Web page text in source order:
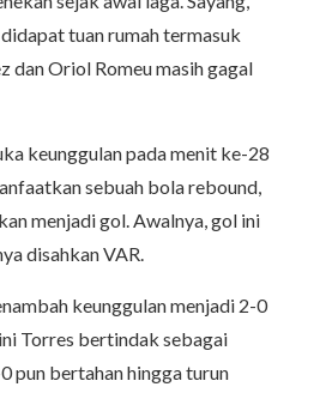
tuan rumah termasuk
dan Oriol Romeu masih gagal
keunggulan pada menit ke-28
sebuah bola rebound,
menjadi gol. Awalnya, gol ini
disahkan VAR.
keunggulan menjadi 2-0
Torres bertindak sebagai
pun bertahan hingga turun